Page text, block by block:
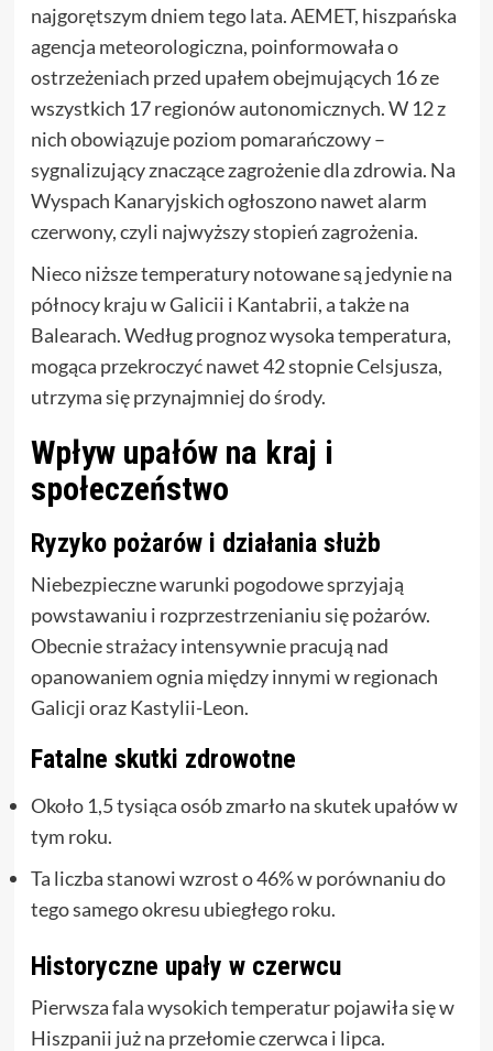
najgorętszym dniem tego lata. AEMET, hiszpańska
agencja meteorologiczna, poinformowała o
ostrzeżeniach przed upałem obejmujących 16 ze
wszystkich 17 regionów autonomicznych. W 12 z
nich obowiązuje poziom pomarańczowy –
sygnalizujący znaczące zagrożenie dla zdrowia. Na
Wyspach Kanaryjskich ogłoszono nawet alarm
czerwony, czyli najwyższy stopień zagrożenia.
Nieco niższe temperatury notowane są jedynie na
północy kraju w Galicii i Kantabrii, a także na
Balearach. Według prognoz wysoka temperatura,
mogąca przekroczyć nawet 42 stopnie Celsjusza,
utrzyma się przynajmniej do środy.
Wpływ upałów na kraj i
społeczeństwo
Ryzyko pożarów i działania służb
Niebezpieczne warunki pogodowe sprzyjają
powstawaniu i rozprzestrzenianiu się pożarów.
Obecnie strażacy intensywnie pracują nad
opanowaniem ognia między innymi w regionach
Galicji oraz Kastylii-Leon.
Fatalne skutki zdrowotne
Około 1,5 tysiąca osób zmarło na skutek upałów w
tym roku.
Ta liczba stanowi wzrost o 46% w porównaniu do
tego samego okresu ubiegłego roku.
Historyczne upały w czerwcu
Pierwsza fala wysokich temperatur pojawiła się w
Hiszpanii już na przełomie czerwca i lipca.